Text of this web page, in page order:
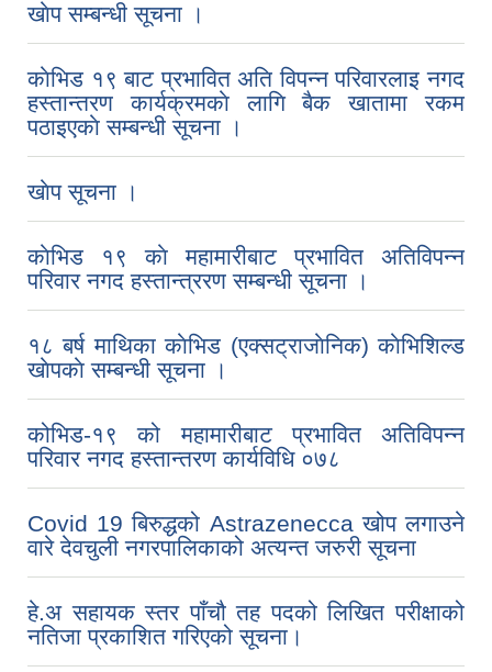
खाेप सम्बन्धी सूचना ।
काेभिड १९ बाट प्रभावित अति विपन्न परिवारलाइ नगद
हस्तान्तरण कार्यक्रमकाे लागि बैक खातामा रकम
पठाइएकाे सम्बन्धी सूचना ।
खाेप सूचना ।
काेभिड १९ काे महामारीबाट प्रभावित अतिविपन्न
परिवार नगद हस्तान्त्ररण सम्बन्धी सूचना ।
१८ बर्ष माथिका काेभिड (एक्सट्राजाेनिक) काेभिशिल्ड
खाेपकाे सम्बन्धी सूचना ।
कोभिड-१९ को महामारीबाट प्रभावित अतिविपन्न
परिवार नगद हस्तान्तरण कार्यविधि ०७८
Covid 19 बिरुद्धको Astrazenecca खोप लगाउने
वारे देवचुली नगरपालिकाको अत्यन्त जरुरी सूचना
हे.अ सहायक स्तर पाँचौ तह पदको लिखित परीक्षाको
नतिजा प्रकाशित गरिएको सूचना।